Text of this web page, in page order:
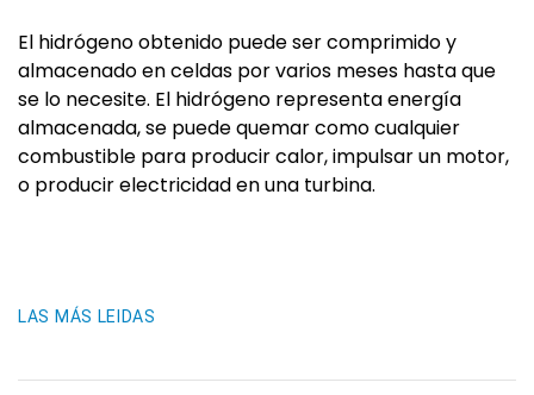
El hidrógeno obtenido puede ser comprimido y
almacenado en celdas por varios meses hasta que
se lo necesite. El hidrógeno representa energía
almacenada, se puede quemar como cualquier
combustible para producir calor, impulsar un motor,
o producir electricidad en una turbina.
LAS MÁS LEIDAS